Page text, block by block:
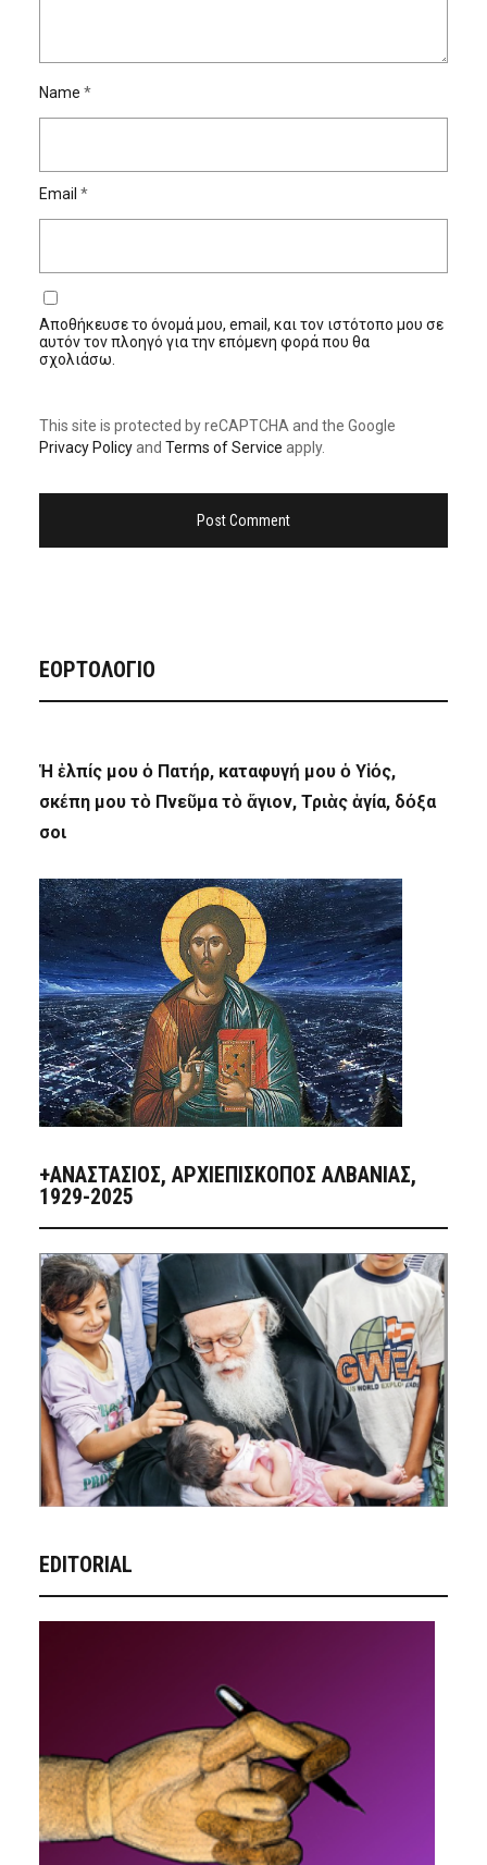
Name *
Email *
Αποθήκευσε το όνομά μου, email, και τον ιστότοπο μου σε
αυτόν τον πλοηγό για την επόμενη φορά που θα
σχολιάσω.
This site is protected by reCAPTCHA and the Google
Privacy Policyand Terms of Service apply.
ΕΟΡΤΟΛΟΓΙΟ
Ἡ ἐλπίς μου ὁ Πατήρ, καταφυγή μου ὁ Υἱός,
σκέπη μου τὸ Πνεῦμα τὸ ἅγιον, Τριὰς ἁγία, δόξα
σοι
+ΑΝΑΣΤΆΣΙΟΣ, ΑΡΧΙΕΠΊΣΚΟΠΟΣ ΑΛΒΑΝΊΑΣ,
1929-2025
EDITORIAL